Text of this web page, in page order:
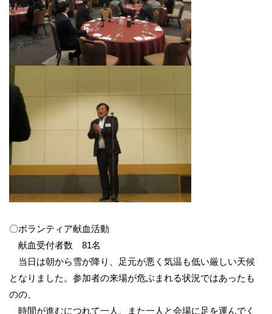
〇ボランティア献血活動
献血受付者数 81名
当日は朝から雪が降り、足元が悪く気温も低い厳しい天候
となりました。参加者の来場が危ぶまれる状況ではあったも
のの、
時間が進むにつれて一人、また一人と会場に足を運んでく